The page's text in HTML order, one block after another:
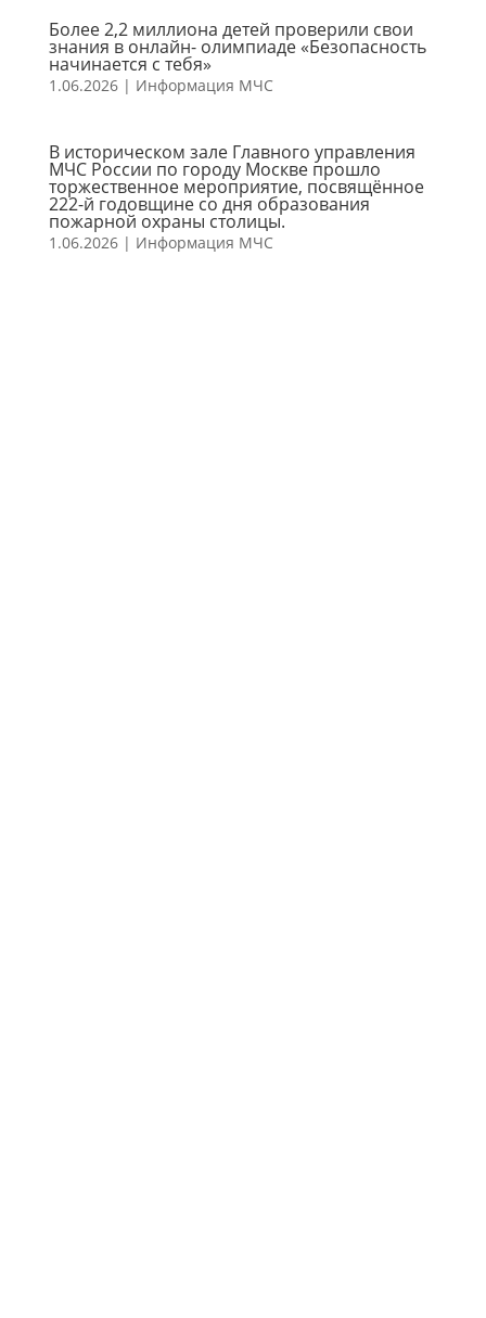
Более 2,2 миллиона детей проверили свои
знания в онлайн- олимпиаде «Безопасность
начинается с тебя»
1.06.2026| Информация МЧС
В историческом зале Главного управления
МЧС России по городу Москве прошло
торжественное мероприятие, посвящённое
222-й годовщине со дня образования
пожарной охраны столицы.
1.06.2026| Информация МЧС